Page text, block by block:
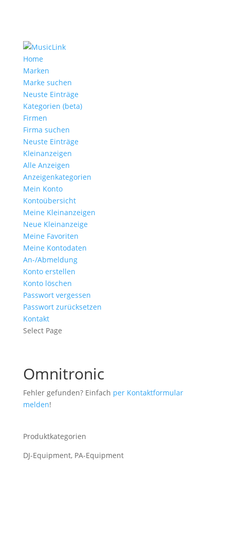
Home
Marken
Marke suchen
Neuste Einträge
Kategorien (beta)
Firmen
Firma suchen
Neuste Einträge
Kleinanzeigen
Alle Anzeigen
Anzeigen­kategorien
Mein Konto
Kontoübersicht
Meine Kleinanzeigen
Neue Kleinanzeige
Meine Favoriten
Meine Kontodaten
An-/Abmeldung
Konto erstellen
Konto löschen
Passwort vergessen
Passwort zurücksetzen
Kontakt
Select Page
Omnitronic
Fehler gefunden? Einfach per Kontaktformular
melden!
Produktkategorien
DJ-Equipment, PA-Equipment